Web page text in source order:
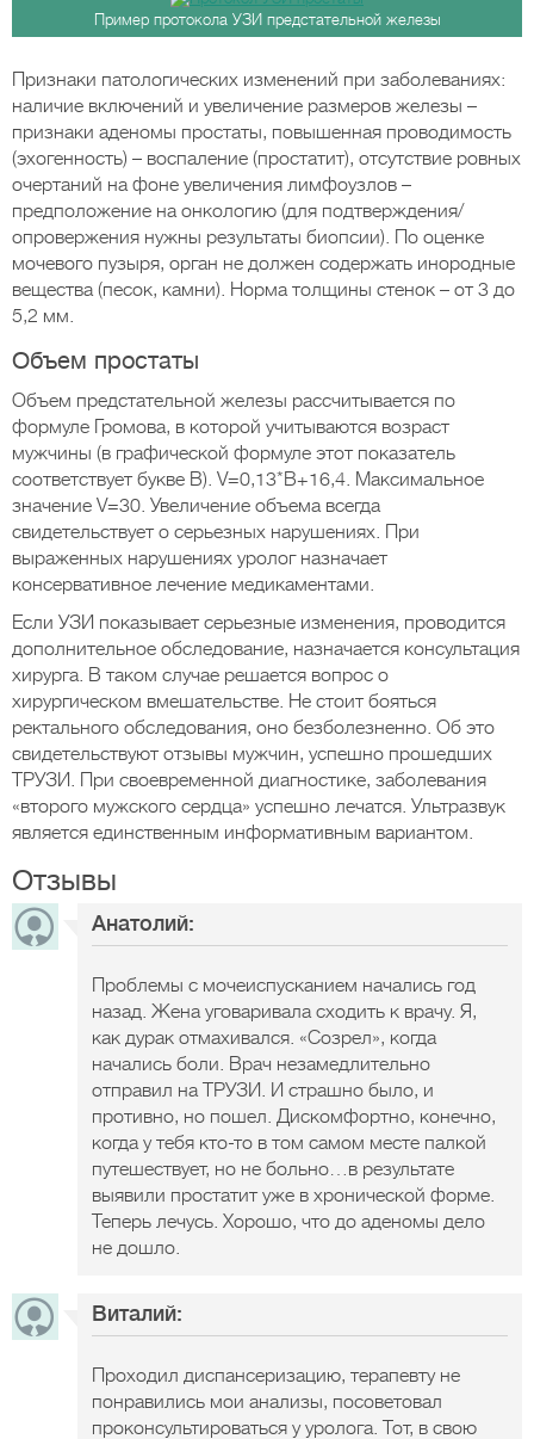
Пример протокола УЗИ предстательной железы
Признаки патологических изменений при заболеваниях:
наличие включений и увеличение размеров железы –
признаки аденомы простаты, повышенная проводимость
(эхогенность) – воспаление (простатит), отсутствие ровных
очертаний на фоне увеличения лимфоузлов –
предположение на онкологию (для подтверждения/
опровержения нужны результаты биопсии). По оценке
мочевого пузыря, орган не должен содержать инородные
вещества (песок, камни). Норма толщины стенок – от 3 до
5,2 мм.
Объем простаты
Объем предстательной железы рассчитывается по
формуле Громова, в которой учитываются возраст
мужчины (в графической формуле этот показатель
соответствует букве В). V=0,13*В+16,4. Максимальное
значение V=30. Увеличение объема всегда
свидетельствует о серьезных нарушениях. При
выраженных нарушениях уролог назначает
консервативное лечение медикаментами.
Если УЗИ показывает серьезные изменения, проводится
дополнительное обследование, назначается консультация
хирурга. В таком случае решается вопрос о
хирургическом вмешательстве. Не стоит бояться
ректального обследования, оно безболезненно. Об это
свидетельствуют отзывы мужчин, успешно прошедших
ТРУЗИ. При своевременной диагностике, заболевания
«второго мужского сердца» успешно лечатся. Ультразвук
является единственным информативным вариантом.
Отзывы
Анатолий:
Проблемы с мочеиспусканием начались год
назад. Жена уговаривала сходить к врачу. Я,
как дурак отмахивался. «Созрел», когда
начались боли. Врач незамедлительно
отправил на ТРУЗИ. И страшно было, и
противно, но пошел. Дискомфортно, конечно,
когда у тебя кто-то в том самом месте палкой
путешествует, но не больно…в результате
выявили простатит уже в хронической форме.
Теперь лечусь. Хорошо, что до аденомы дело
не дошло.
Виталий:
Проходил диспансеризацию, терапевту не
понравились мои анализы, посоветовал
проконсультироваться у уролога. Тот, в свою